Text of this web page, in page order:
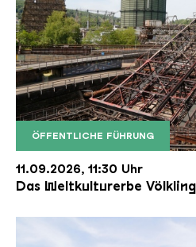
ÖFFENTLICHE FÜHRUNG
Der Erzschrägaufzug der
Copyright:
11.09.2026, 11:30 Uhr
Das Weltkulturerbe